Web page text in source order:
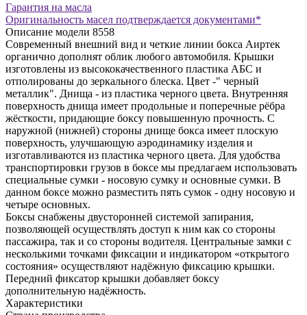
Гарантия на масла
Оригинальность масел подтверждается документами*
Описание модели 8558
Современный внешний вид и четкие линии бокса Аиртек
органично дополнят облик любого автомобиля. Крышки
изготовлены из высококачественного пластика АБС и
отполированы до зеркального блеска. Цвет -" черный
металлик". Днища - из пластика черного цвета. Внутренняя
поверхность днища имеет продольные и поперечные рёбра
жёсткости, придающие боксу повышенную прочность. С
наружной (нижней) стороны днище бокса имеет плоскую
поверхность, улучшающую аэродинамику изделия и
изготавливаются из пластика черного цвета. Для удобства
транспортировки грузов в боксе мы предлагаем использовать
специальные сумки - носовую сумку и основные сумки. В
данном боксе можно разместить пять сумок - одну носовую и
четыре основных.
Боксы снабжены двусторонней системой запирания,
позволяющей осуществлять доступ к ним как со стороны
пассажира, так и со стороны водителя. Центральные замки с
несколькими точками фиксации и индикатором «открытого
состояния» осуществляют надёжную фиксацию крышки.
Передний фиксатор крышки добавляет боксу
дополнительную надёжность.
Характеристики